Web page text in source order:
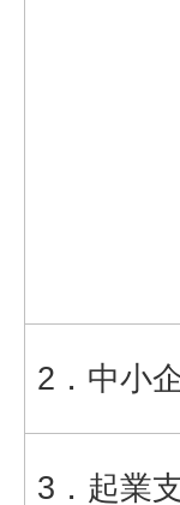
2．中小
3．起業